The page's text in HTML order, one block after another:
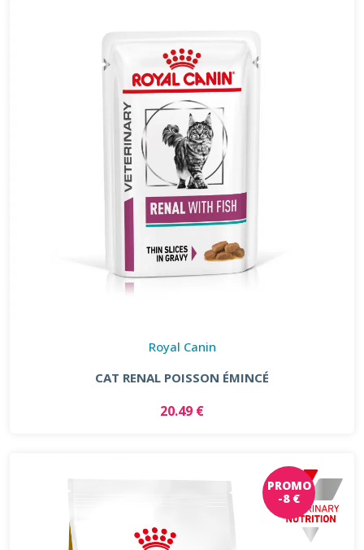
Royal Canin
CAT RENAL POISSON ÉMINCÉ
20.49 €
PROMO
-8 €